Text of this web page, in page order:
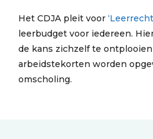
Het CDJA pleit voor
leerbudget voor iedereen.
de kans zichzelf te
arbeidstekorten worden
omscholing.